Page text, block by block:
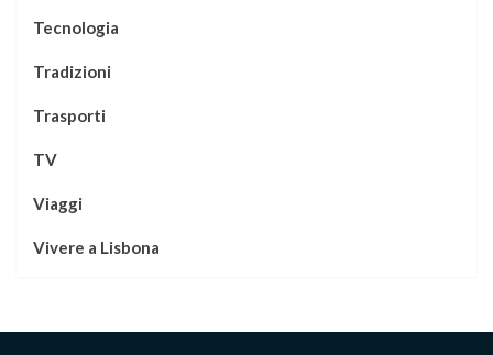
Tecnologia
Tradizioni
Trasporti
TV
Viaggi
Vivere a Lisbona